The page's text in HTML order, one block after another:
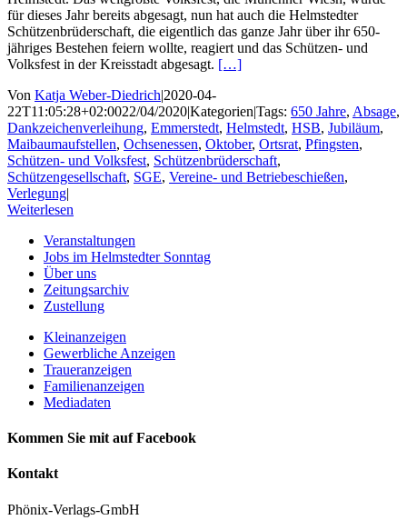
für dieses Jahr bereits abgesagt, nun hat auch die Helmstedter
Schützenbrüderschaft, die eigentlich das ganze Jahr über ihr 650-
jähriges Bestehen feiern wollte, reagiert und das Schützen- und
Volksfest in der Kreisstadt abgesagt. […]
Von Katja Weber-Diedrich|2020-04-
22T11:05:28+02:0022/04/2020|Kategorien|Tags: 650 Jahre, Absage,
Dankzeichenverleihung, Emmerstedt, Helmstedt, HSB, Jubiläum,
Maibaumaufstellen, Ochsenessen, Oktober, Ortsrat, Pfingsten,
Schützen- und Volksfest, Schützenbrüderschaft,
Schützengesellschaft, SGE, Vereine- und Betriebeschießen,
Verlegung|
Weiterlesen
Veranstaltungen
Jobs im Helmstedter Sonntag
Über uns
Zeitungsarchiv
Zustellung
Kleinanzeigen
Gewerbliche Anzeigen
Traueranzeigen
Familienanzeigen
Mediadaten
Kommen Sie mit auf Facebook
Kontakt
Phönix-Verlags-GmbH